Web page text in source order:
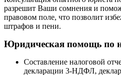
разрешит Ваши сомнения и
правовом поле, что позволит
штрафов и пени.
Юридическая помощь по
Составление налоговой
декларации 3-НДФЛ,